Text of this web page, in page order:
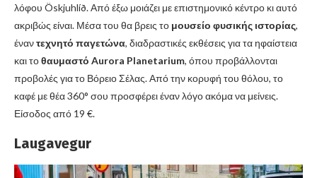
λόφου Öskjuhlíð. Από έξω μοιάζει με επιστημονικό κέντρο κι αυτό
ακριβώς είναι. Μέσα του θα βρεις το μουσείο φυσικής ιστορίας,
έναντεχνητό παγετώνα, διαδραστικές εκθέσεις για τα ηφαίστεια
και τοθαυμαστό Aurora Planetarium, όπου προβάλλονται
προβολές για το Βόρειο Σέλας. Από την κορυφή του θόλου, το
καφέ με θέα 360° σου προσφέρει έναν λόγο ακόμα να μείνεις.
Είσοδος από 19 €.
Laugavegur